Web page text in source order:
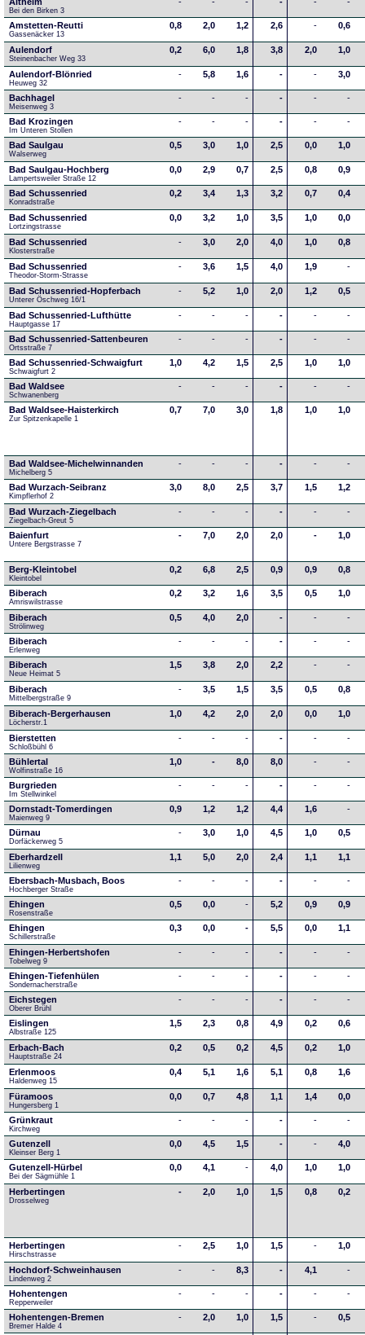
Bei den Birken 3
Amstetten-Reutti
Gassenäcker 13
0,8 2,0 1,2 2,6 - 0,6
Aulendorf
Steinenbacher Weg 33
0,2 6,0 1,8 3,8 2,0 1,0
Aulendorf-Blönried
Heuweg 32
- 5,8 1,6 - - 3,0
Bachhagel
Meisenweg 3
- - - - - -
Bad Krozingen
Im Unteren Stollen
- - - - - -
Bad Saulgau
Walserweg
0,5 3,0 1,0 2,5 0,0 1,0
Bad Saulgau-Hochberg
Lampertsweiler Straße 12
0,0 2,9 0,7 2,5 0,8 0,9
Bad Schussenried
Konradstraße
0,2 3,4 1,3 3,2 0,7 0,4
Bad Schussenried
Lortzingstrasse
0,0 3,2 1,0 3,5 1,0 0,0
Bad Schussenried
Klosterstraße
- 3,0 2,0 4,0 1,0 0,8
Bad Schussenried
Theodor-Storm-Strasse
- 3,6 1,5 4,0 1,9 -
Bad Schussenried-Hopferbach
Unterer Öschweg 16/1
- 5,2 1,0 2,0 1,2 0,5
Bad Schussenried-Lufthütte
Hauptgasse 17
- - - - - -
Bad Schussenried-Sattenbeuren
Ortsstraße 7
- - - - - -
Bad Schussenried-Schwaigfurt
Schwaigfurt 2
1,0 4,2 1,5 2,5 1,0 1,0
Bad Waldsee
Schwanenberg
- - - - - -
Bad Waldsee-Haisterkirch
Zur Spitzenkapelle 1
0,7 7,0 3,0 1,8 1,0 1,0
Bad Waldsee-Michelwinnanden
Michelberg 5
- - - - - -
Bad Wurzach-Seibranz
Kimpflerhof 2
3,0 8,0 2,5 3,7 1,5 1,2
Bad Wurzach-Ziegelbach
Ziegelbach-Greut 5
- - - - - -
Baienfurt
Untere Bergstrasse 7
- 7,0 2,0 2,0 - 1,0
Berg-Kleintobel
Kleintobel
0,2 6,8 2,5 0,9 0,9 0,8
Biberach
Amriswilstrasse
0,2 3,2 1,6 3,5 0,5 1,0
Biberach
Strölinweg
0,5 4,0 2,0 - - -
Biberach
Erlenweg
- - - - - -
Biberach
Neue Heimat 5
1,5 3,8 2,0 2,2 - -
Biberach
Mittelbergstraße 9
- 3,5 1,5 3,5 0,5 0,8
Biberach-Bergerhausen
Löcherstr.1
1,0 4,2 2,0 2,0 0,0 1,0
Bierstetten
Schloßbühl 6
- - - - - -
Bühlertal
Wolfinstraße 16
1,0 - 8,0 8,0 - -
Burgrieden
Im Stellwinkel
- - - - - -
Dornstadt-Tomerdingen
Maienweg 9
0,9 1,2 1,2 4,4 1,6 -
Dürnau
Dorfäckerweg 5
- 3,0 1,0 4,5 1,0 0,5
Eberhardzell
Lilienweg
1,1 5,0 2,0 2,4 1,1 1,1
Ebersbach-Musbach, Boos
Hochberger Straße
- - - - - -
Ehingen
Rosenstraße
0,5 0,0 - 5,2 0,9 0,9
Ehingen
Schillerstraße
0,3 0,0 - 5,5 0,0 1,1
Ehingen-Herbertshofen
Tobelweg 9
- - - - - -
Ehingen-Tiefenhülen
Sondernacherstraße
- - - - - -
Eichstegen
Oberer Brühl
- - - - - -
Eislingen
Albstraße 125
1,5 2,3 0,8 4,9 0,2 0,6
Erbach-Bach
Hauptstraße 24
0,2 0,5 0,2 4,5 0,2 1,0
Erlenmoos
Haldenweg 15
0,4 5,1 1,6 5,1 0,8 1,6
Füramoos
Hungersberg 1
0,0 0,7 4,8 1,1 1,4 0,0
Grünkraut
Kirchweg
- - - - - -
Gutenzell
Kleinser Berg 1
0,0 4,5 1,5 - - 4,0
Gutenzell-Hürbel
Bei der Sägmühle 1
0,0 4,1 - 4,0 1,0 1,0
Herbertingen
Drosselweg
- 2,0 1,0 1,5 0,8 0,2
Herbertingen
Hirschstrasse
- 2,5 1,0 1,5 - 1,0
Hochdorf-Schweinhausen
Lindenweg 2
- - 8,3 - 4,1 -
Hohentengen
Repperweiler
- - - - - -
Hohentengen-Bremen
Bremer Halde 4
- 2,0 1,0 1,5 - 0,5